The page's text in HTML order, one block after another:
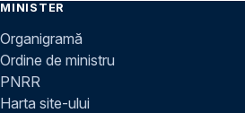
MINISTER
Organigramă
Ordine de ministru
PNRR
Harta site-ului